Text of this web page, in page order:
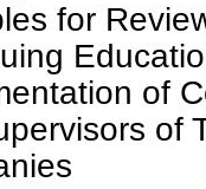
for
of
of